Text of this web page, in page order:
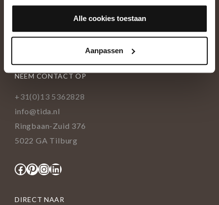
Alle cookies toestaan
Aanpassen
Ons team
NEEM CONTACT OP
+31(0)13 5362828
info@tida.nl
Ringbaan-Zuid 376
5022 GA Tilburg
Facebook
Pinterest
Instagram
LinkedIn
DIRECT NAAR